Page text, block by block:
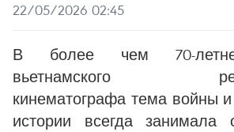
22/05/2026 02:45
В более чем 70-
вьетнамского
кинематографа тема войны
истории всегда занимала